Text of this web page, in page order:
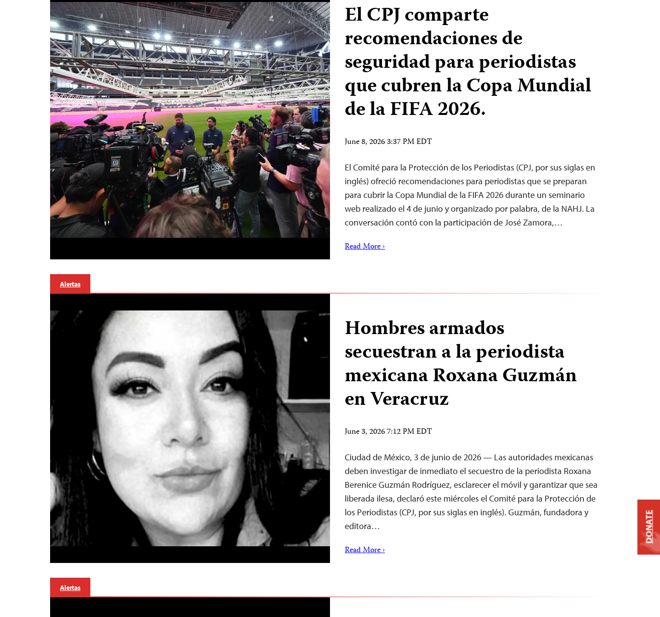
El CPJ comparte
recomendaciones de
seguridad para periodistas
que cubren la Copa Mundial
de la FIFA 2026.
June 8, 2026 3:37 PM EDT
El Comité para la Protección de los Periodistas (CPJ, por sus siglas en
inglés) ofreció recomendaciones para periodistas que se preparan
para cubrir la Copa Mundial de la FIFA 2026 durante un seminario
web realizado el 4 de junio y organizado por palabra, de la NAHJ. La
conversación contó con la participación de José Zamora,…
Read More ›
Alertas
Hombres armados
secuestran a la periodista
mexicana Roxana Guzmán
en Veracruz
June 3, 2026 7:12 PM EDT
Ciudad de México, 3 de junio de 2026 — Las autoridades mexicanas
deben investigar de inmediato el secuestro de la periodista Roxana
Berenice Guzmán Rodríguez, esclarecer el móvil y garantizar que sea
liberada ilesa, declaró este miércoles el Comité para la Protección de
los Periodistas (CPJ, por sus siglas en inglés). Guzmán, fundadora y
editora…
Read More ›
Alertas
DONATE